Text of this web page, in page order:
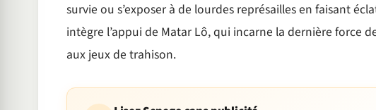
survie ou s’exposer à de lourdes représailles en faisant
intègre l’appui de Matar Lô, qui incarne la dernière force
aux jeux de trahison.